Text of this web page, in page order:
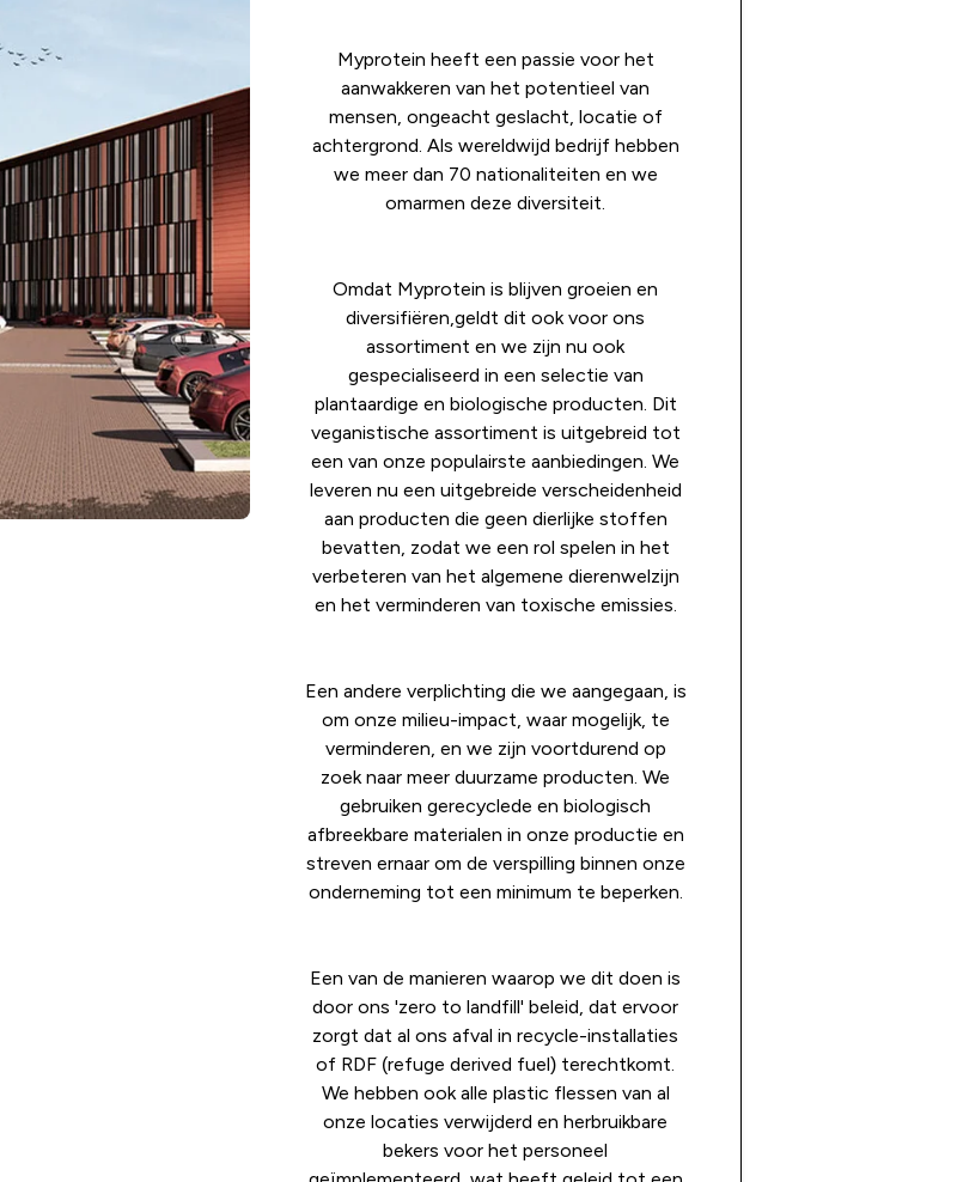
Myprotein heeft een passie voor het
aanwakkeren van het potentieel van
mensen, ongeacht geslacht, locatie of
achtergrond. Als wereldwijd bedrijf hebben
we meer dan 70 nationaliteiten en we
omarmen deze diversiteit.
Omdat Myprotein is blijven groeien en
diversifiëren,geldt dit ook voor ons
assortiment en we zijn nu ook
gespecialiseerd in een selectie van
plantaardige en biologische producten. Dit
veganistische assortiment is uitgebreid tot
een van onze populairste aanbiedingen. We
leveren nu een uitgebreide verscheidenheid
aan producten die geen dierlijke stoffen
bevatten, zodat we een rol spelen in het
verbeteren van het algemene dierenwelzijn
en het verminderen van toxische emissies.
Een andere verplichting die we aangegaan, is
om onze milieu-impact, waar mogelijk, te
verminderen, en we zijn voortdurend op
zoek naar meer duurzame producten. We
gebruiken gerecyclede en biologisch
afbreekbare materialen in onze productie en
streven ernaar om de verspilling binnen onze
onderneming tot een minimum te beperken.
Een van de manieren waarop we dit doen is
door ons 'zero to landfill' beleid, dat ervoor
zorgt dat al ons afval in recycle-installaties
of RDF (refuge derived fuel) terechtkomt.
We hebben ook alle plastic flessen van al
onze locaties verwijderd en herbruikbare
bekers voor het personeel